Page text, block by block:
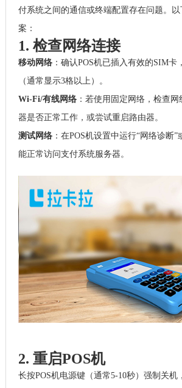
付系统之间的通信或终端配置存在问题。
案：
1. 检查网络连接
移动网络：确认POS机已插入有效的SIM卡
（通常显示3格以上）。
Wi-Fi/有线网络：若使用固定网络，检查网
器是否正常工作，或尝试重启路由器。
测试网络：在POS机设置中运行“网络诊断”
能正常访问支付系统服务器。
2. 重启POS机
长按POS机电源键（通常5-10秒）强制关机